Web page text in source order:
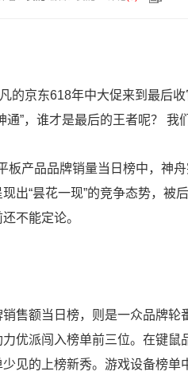
的京东618年中大促来到最后
通”，谁才是最后的王者呢？ 我
板产品品牌销量当日榜中，神
出“昙花一现”的竞争态势，
不能定论。
售额当日榜，则是一众品牌
优派闯入榜单前三位。在键
见的上榜新秀。游戏设备榜单